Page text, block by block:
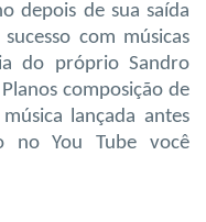
depois de sua saída
com músicas
do próprio Sandro
composição de
lançada antes
no You Tube você